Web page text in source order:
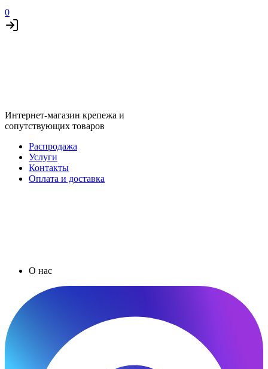
0
Интернет-магазин крепежа и
сопутствующих товаров
Распродажа
Услуги
Контакты
Оплата и доставка
О нас